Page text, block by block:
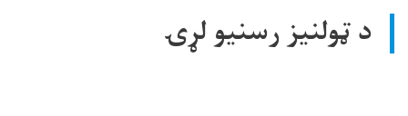
د ټولنیز رسنیو لړۍ